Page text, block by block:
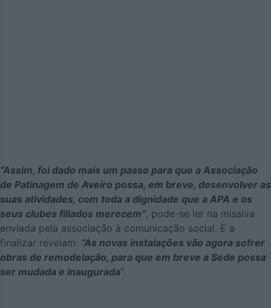
“Assim, foi dado mais um passo para que a Associação
de Patinagem de Aveiro possa, em breve, desenvolver as
suas atividades, com toda a dignidade que a APA e os
seus clubes filiados merecem”, pode-se ler na missiva
enviada pela associação à comunicação social. E a
finalizar revelam: “As novas instalações vão agora sofrer
obras de remodelação, para que em breve a Sede possa
ser mudada e inaugurada“.